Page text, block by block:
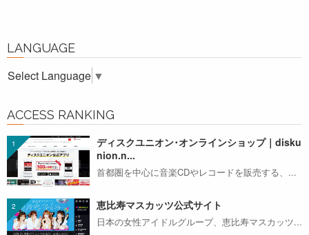
LANGUAGE
Select Language ▼
ACCESS RANKING
ディスクユニオン･オンラインショップ｜disku
nion.n...
首都圏を中心に音楽CDやレコードを販売する、...
恵比寿マスカッツ公式サイト
日本の女性アイドルグループ、恵比寿マスカッツ...